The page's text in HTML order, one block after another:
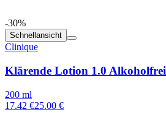
-30%
Schnellansicht
Clinique
Klärende Lotion 1.0 Alkoholfrei
200 ml
17.42 €25.00 €